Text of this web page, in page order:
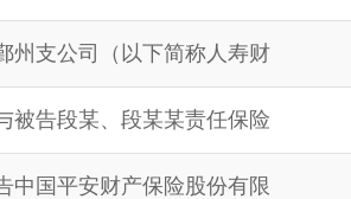
州支公司（以下简称人寿财
被告段某、段某某责任保险
中国平安财产保险股份有限